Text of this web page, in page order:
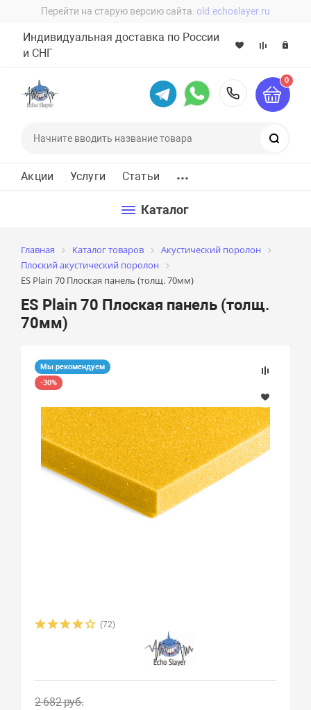
Перейти на старую версию сайта: old.echoslayer.ru
Индивидуальная доставка по России
и СНГ
8 (800)
0
Акции Услуги Статьи ...
Каталог
Главная Каталог товаров
Акустический поролон
Плоский акустический поролон
ES Plain 70 Плоская панель (толщ. 70мм)
ES Plain 70 Плоская панель (толщ.
70мм)
Мы рекомендуем
-30%
(72)
2 682 руб.